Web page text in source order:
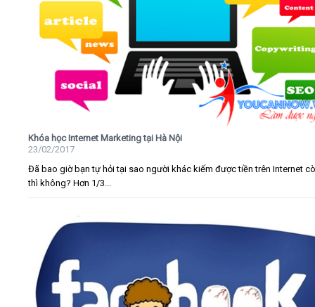
Khóa học Internet Marketing tại Hà Nội
23/02/2017
Đã bao giờ bạn tự hỏi tại sao người khác kiếm được tiền trên Internet
thì không? Hơn 1/3...